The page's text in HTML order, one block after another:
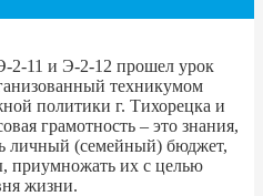
2-11 и Э-2-12 прошел урок
техникумом
политики г. Тихорецка и
грамотность – это знания,
личный (семейный) бюджет,
приумножать их с целью
жизни.